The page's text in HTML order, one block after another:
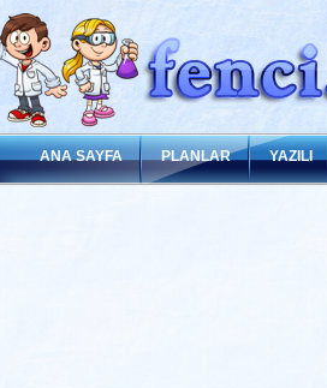
ANA SAYFA PLANLAR YAZILI